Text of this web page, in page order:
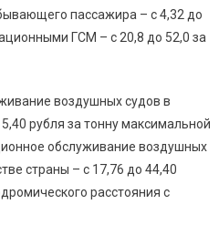
пассажира – с 4,32 до
ГСМ – с 20,8 до 52,0 за
воздушных судов в
рубля за тонну максимальной
обслуживание воздушных
страны – с 17,76 до 44,40
расстояния с